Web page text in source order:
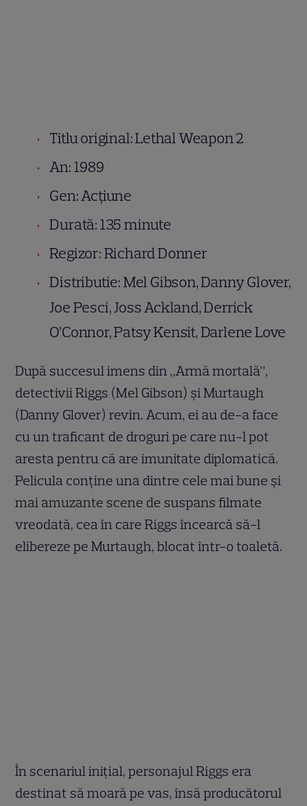
Titlu original: Lethal Weapon 2
An: 1989
Gen: Acțiune
Durată: 135 minute
Regizor: Richard Donner
Distributie: Mel Gibson, Danny Glover,
Joe Pesci, Joss Ackland, Derrick
O’Connor, Patsy Kensit, Darlene Love
După succesul imens din „Armă mortală”,
detectivii Riggs (Mel Gibson) şi Murtaugh
(Danny Glover) revin. Acum, ei au de-a face
cu un traficant de droguri pe care nu-l pot
aresta pentru că are imunitate diplomatică.
Pelicula conţine una dintre cele mai bune şi
mai amuzante scene de suspans filmate
vreodată, cea în care Riggs încearcă să-l
elibereze pe Murtaugh, blocat într-o toaletă.
În scenariul iniţial, personajul Riggs era
destinat să moară pe vas, însă producătorul